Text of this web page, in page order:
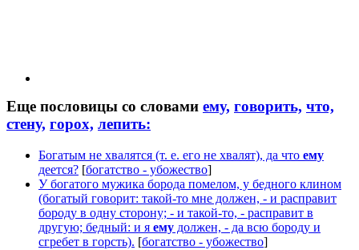
Еще пословицы со словами ему, говорить, что,
стену, горох, лепить:
Богатым не хвалятся (т. е. его не хвалят), да что ему
деется? [богатство - убожество]
У богатого мужика борода помелом, у бедного клином
(богатый говорит: такой-то мне должен, - и расправит
бороду в одну сторону; - и такой-то, - расправит в
другую; бедный: и я ему должен, - да всю бороду и
сгребет в горсть). [богатство - убожество]